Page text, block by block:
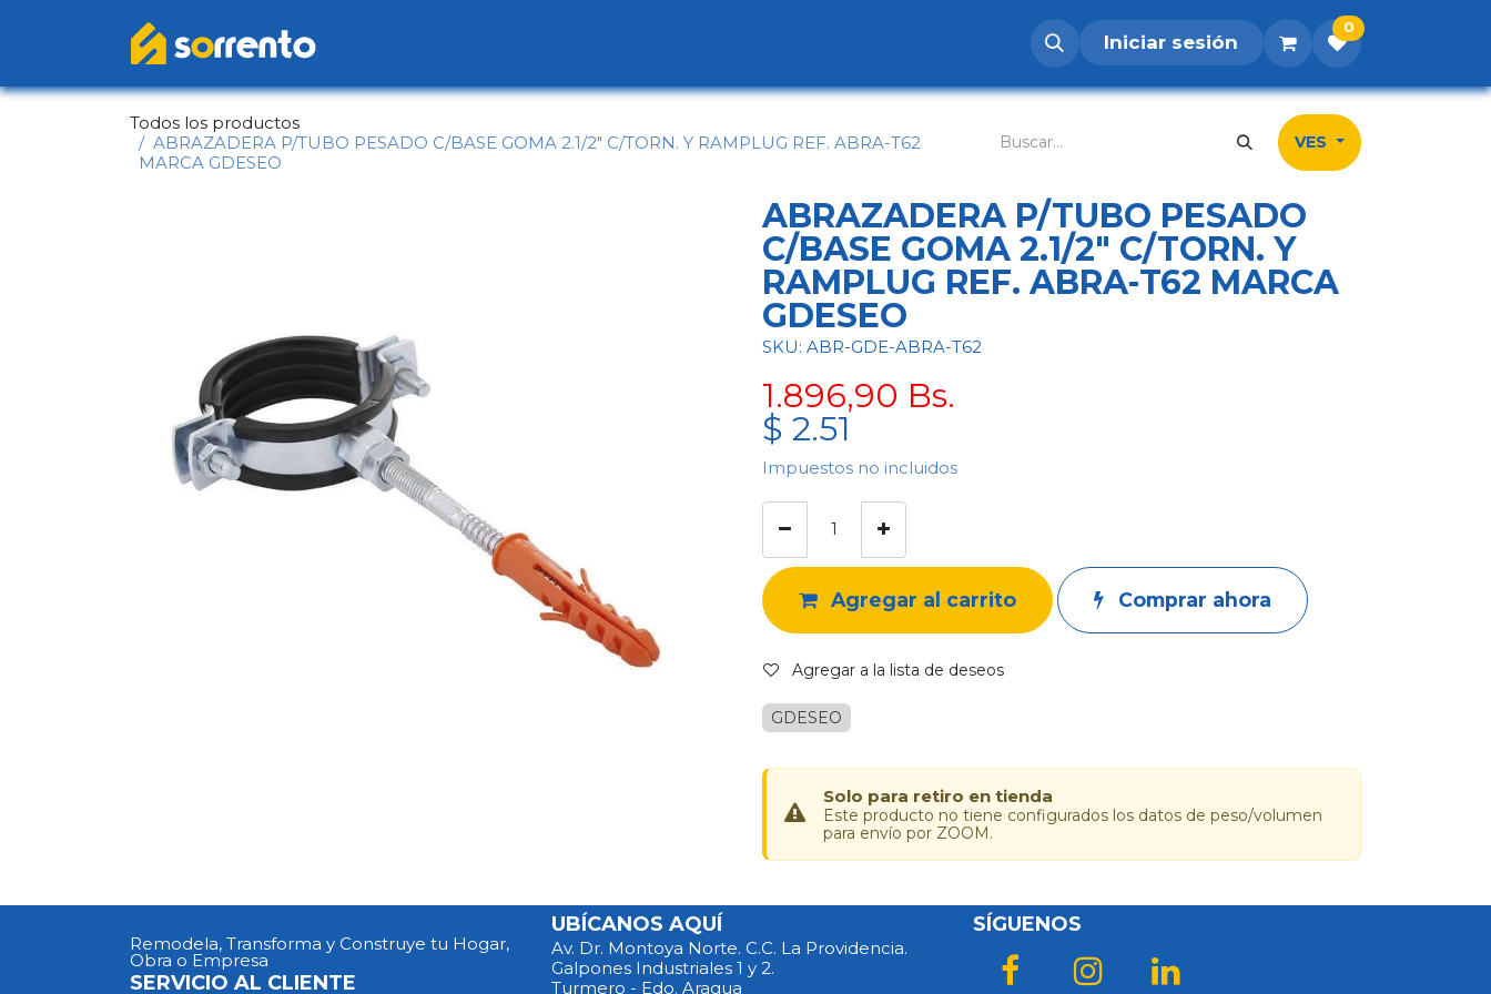
Postúlate Inicio Tienda
Iniciar sesión
0
Todos los productos
ABRAZADERA P/TUBO PESADO C/BASE GOMA 2.1/2" C/TORN. Y RAMPLUG REF. ABRA-T62
MARCA GDESEO
VES
ABRAZADERA P/TUBO PESADO
C/BASE GOMA 2.1/2" C/TORN. Y
RAMPLUG REF. ABRA-T62 MARCA
GDESEO
SKU: ABR-GDE-ABRA-T62
1.896,90 Bs.
$ 2.51
Impuestos no incluidos
Agregar al carrito Comprar ahora
Agregar a la lista de deseos
GDESEO
Solo para retiro en tienda
Este producto no tiene configurados los datos de peso/volumen
para envío por ZOOM.
Remodela, Transforma y Construye tu Hogar,
Obra o Empresa
SERVICIO AL CLIENTE
UBÍCANOS AQUÍ
Av. Dr. Montoya Norte. C.C. La Providencia.
Galpones Industriales 1 y 2.
Turmero - Edo. Aragua
SÍGUENOS